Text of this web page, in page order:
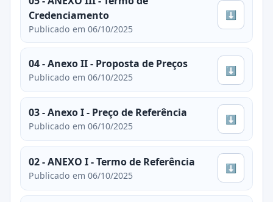
Credenciamento
Publicado em 06/10/2025
⬇
04 - Anexo II - Proposta de Preços
Publicado em 06/10/2025
⬇
03 - Anexo I - Preço de Referência
Publicado em 06/10/2025
⬇
02 - ANEXO I - Termo de Referência
Publicado em 06/10/2025
⬇